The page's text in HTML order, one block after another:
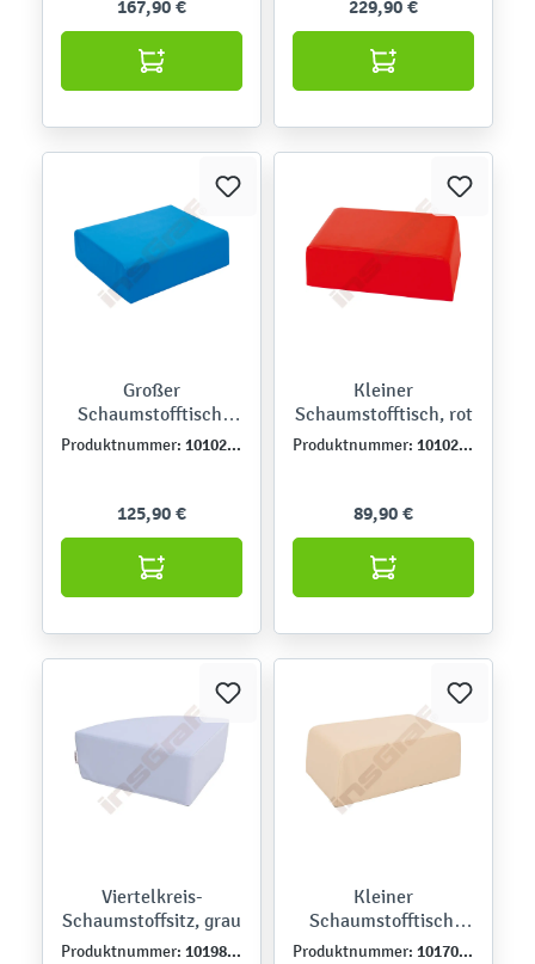
167,90 € 229,90 €
Großer
Schaumstofftisch,
blau
Produktnummer: 101028PU
125,90 €
Kleiner
Schaumstofftisch, rot
Produktnummer: 101027PU
89,90 €
Viertelkreis-
Schaumstoffsitz, grau
Produktnummer: 101981PU
Kleiner
Schaumstofftisch,
beige
Produktnummer: 101703PU